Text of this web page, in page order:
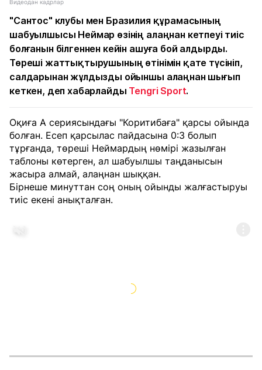
Видеодан кадрлар
"Сантос" клубы мен Бразилия құрамасының
шабуылшысы Неймар өзінің алаңнан кетпеуі тиіс
болғанын білгеннен кейін ашуға бой алдырды.
Төреші жаттықтырушының өтінімін қате түсініп,
салдарынан жұлдызды ойыншы алаңнан шығып
кеткен, деп хабарлайды Tengri Sport.
Оқиға А сериясындағы "Коритибаға" қарсы ойында
болған. Есеп қарсылас пайдасына 0:3 болып
тұрғанда, төреші Неймардың нөмірі жазылған
таблоны көтерген, ал шабуылшы таңданысын
жасыра алмай, алаңнан шыққан.
Бірнеше минуттан соң оның ойынды жалғастыруы
тиіс екені анықталған.